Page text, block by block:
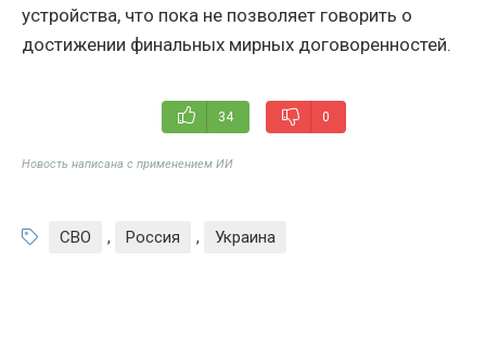
устройства, что пока не позволяет говорить о
достижении финальных мирных договоренностей.
34 0
Новость написана с применением ИИ
СВО , Россия , Украина